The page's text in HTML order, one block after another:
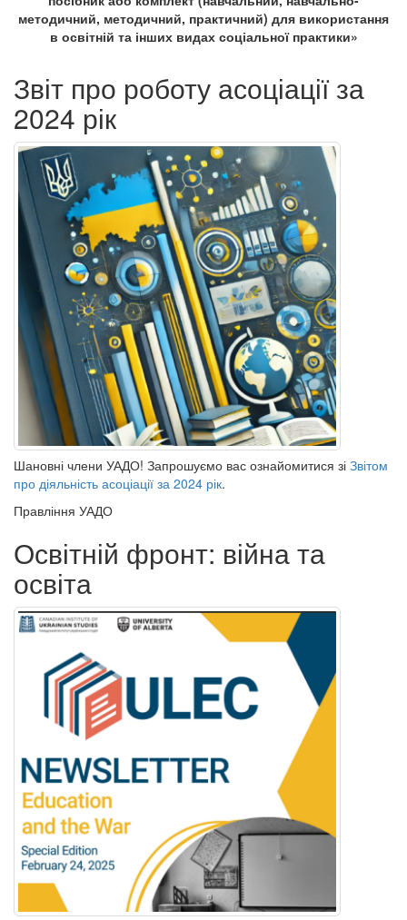
методичний, методичний, практичний) для використання
в освітній та інших видах соціальної практики»
Звіт про роботу асоціації за
2024 рік
Шановні члени УАДО! Запрошуємо вас ознайомитися зі Звітом
про діяльність асоціації за 2024 рік.
Правління УАДО
Освітній фронт: війна та
освіта